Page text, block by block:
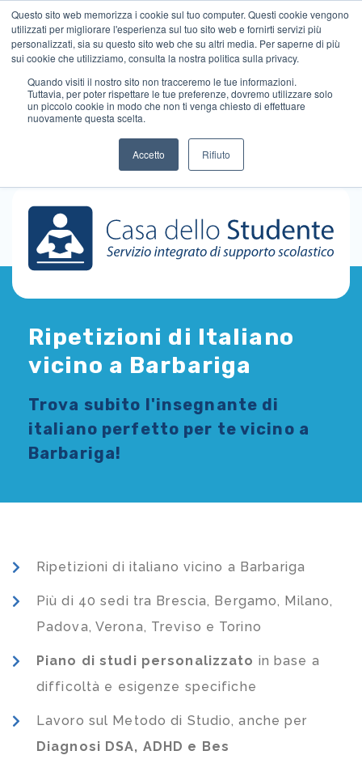
Questo sito web memorizza i cookie sul tuo computer. Questi cookie vengono
utilizzati per migliorare l'esperienza sul tuo sito web e fornirti servizi più
personalizzati, sia su questo sito web che su altri media. Per saperne di più
sui cookie che utilizziamo, consulta la nostra politica sulla privacy.
Quando visiti il ​​nostro sito non tracceremo le tue informazioni.
Tuttavia, per poter rispettare le tue preferenze, dovremo utilizzare solo
un piccolo cookie in modo che non ti venga chiesto di effettuare
nuovamente questa scelta.
Accetto Rifiuto
Ripetizioni di Italiano
vicino a Barbariga
Trova subito l'insegnante di
italiano perfetto per te vicino a
Barbariga!
Ripetizioni di italiano vicino a Barbariga
Più di 40 sedi tra Brescia, Bergamo, Milano,
Padova, Verona, Treviso e Torino
Piano di studi personalizzato in base a
difficoltà e esigenze specifiche
Lavoro sul Metodo di Studio, anche per
Diagnosi DSA, ADHD e Bes